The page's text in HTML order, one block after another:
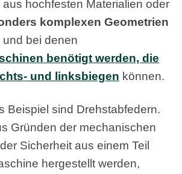
hochfesten Materialien oder
komplexen Geometrien
bei denen
benötigt werden, die
und linksbiegen können.
Beispiel sind Drehstabfedern.
Gründen der mechanischen
Sicherheit aus einem Teil
hergestellt werden,